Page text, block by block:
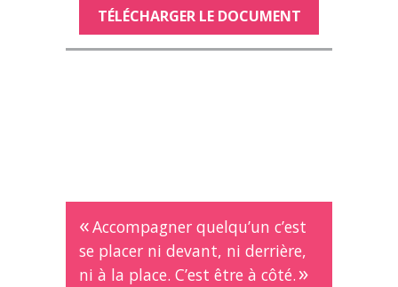
TÉLÉCHARGER LE DOCUMENT
Accompagner quelqu’un c’est
se placer ni devant, ni derrière,
ni à la place. C’est être à côté.